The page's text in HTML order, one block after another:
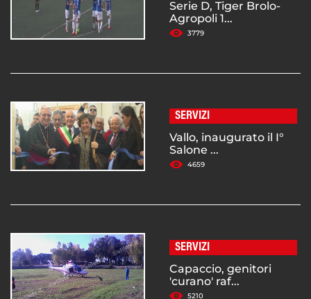
Serie D, Tiger Brolo-
Agropoli 1...
3779
SERVIZI
Vallo, inaugurato il I°
Salone ...
4659
SERVIZI
Capaccio, genitori
'curano' raf...
5210